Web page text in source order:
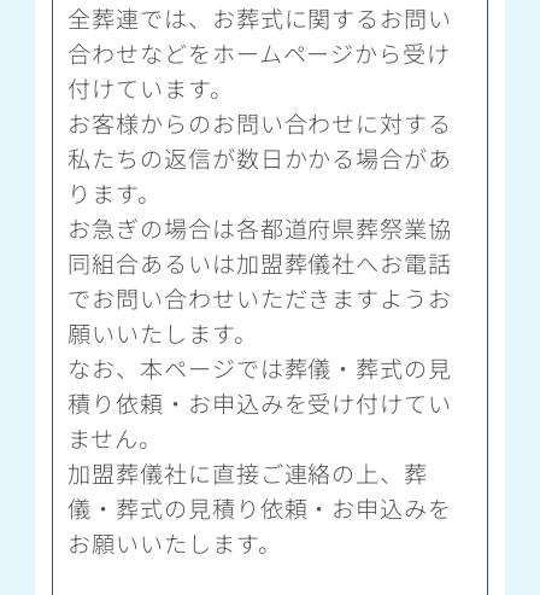
全葬連では、お葬式に関するお問い
合わせなどをホームページから受け
付けています。
お客様からのお問い合わせに対する
私たちの返信が数日かかる場合があ
ります。
お急ぎの場合は各都道府県葬祭業協
同組合あるいは加盟葬儀社へお電話
でお問い合わせいただきますようお
願いいたします。
なお、本ページでは葬儀・葬式の見
積り依頼・お申込みを受け付けてい
ません。
加盟葬儀社に直接ご連絡の上、葬
儀・葬式の見積り依頼・お申込みを
お願いいたします。